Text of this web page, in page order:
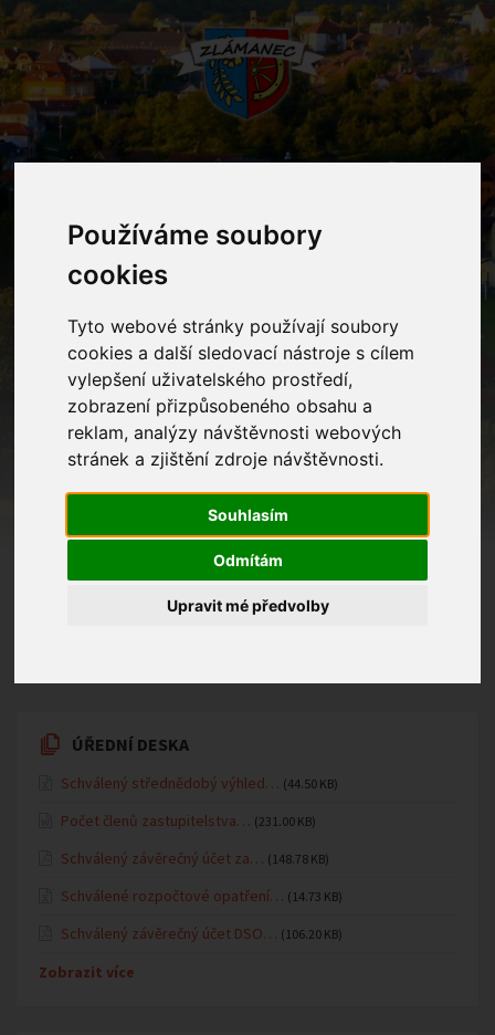
Používáme soubory
cookies
Tyto webové stránky používají soubory
cookies a další sledovací nástroje s cílem
vylepšení uživatelského prostředí,
zobrazení přizpůsobeného obsahu a
reklam, analýzy návštěvnosti webových
stránek a zjištění zdroje návštěvnosti.
Souhlasím
Odmítám
Upravit mé předvolby
Oznámení
Home Oznámení Dušičková slavnost
Dušičková slavnost
užijeme dušičkovou slavnost plnou tance, zpěvu,
soutěží, her a legrace. Děkuji všem rodičům za
spolupráci při zajištění kostýmů.
29.10.2025 v kategorii Mateřská školka
ÚŘEDNÍ DESKA
Schválený střednědobý výhled… (44.50 KB)
Počet členů zastupitelstva… (231.00 KB)
Schválený závěrečný účet za… (148.78 KB)
Schválené rozpočtové opatření… (14.73 KB)
Schválený závěrečný účet DSO… (106.20 KB)
Zobrazit více